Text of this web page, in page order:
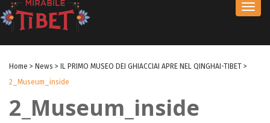
Home > News > IL PRIMO MUSEO DEI GHIACCIAI APRE NEL QINGHAI-TIBET >
2_Museum_inside
2_Museum_inside